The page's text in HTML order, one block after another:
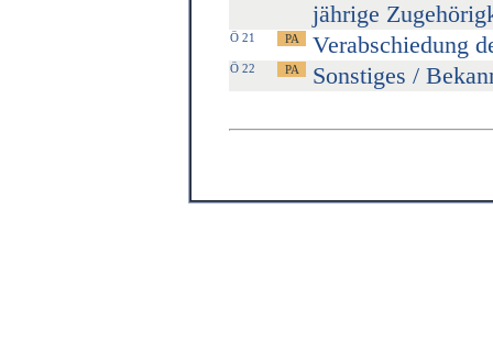
jährige
Ö 21 Verabschiedung
Ö 22 Sonstiges /